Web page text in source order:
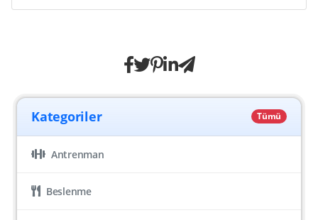
Kategoriler Tümü
Antrenman
Beslenme